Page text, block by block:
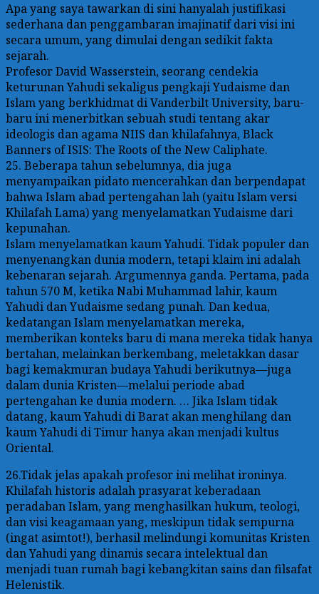
Apa yang saya tawarkan di sini hanyalah justifikasi
sederhana dan penggambaran imajinatif dari visi ini
secara umum, yang dimulai dengan sedikit fakta
sejarah.
Profesor David Wasserstein, seorang cendekia
keturunan Yahudi sekaligus pengkaji Yudaisme dan
Islam yang berkhidmat di Vanderbilt University, baru-
baru ini menerbitkan sebuah studi tentang akar
ideologis dan agama NIIS dan khilafahnya, Black
Banners of ISIS: The Roots of the New Caliphate.
25. Beberapa tahun sebelumnya, dia juga
menyampaikan pidato mencerahkan dan berpendapat
bahwa Islam abad pertengahan lah (yaitu Islam versi
Khilafah Lama) yang menyelamatkan Yudaisme dari
kepunahan.
Islam menyelamatkan kaum Yahudi. Tidak populer dan
menyenangkan dunia modern, tetapi klaim ini adalah
kebenaran sejarah. Argumennya ganda. Pertama, pada
tahun 570 M, ketika Nabi Muhammad lahir, kaum
Yahudi dan Yudaisme sedang punah. Dan kedua,
kedatangan Islam menyelamatkan mereka,
memberikan konteks baru di mana mereka tidak hanya
bertahan, melainkan berkembang, meletakkan dasar
bagi kemakmuran budaya Yahudi berikutnya—juga
dalam dunia Kristen—melalui periode abad
pertengahan ke dunia modern. … Jika Islam tidak
datang, kaum Yahudi di Barat akan menghilang dan
kaum Yahudi di Timur hanya akan menjadi kultus
Oriental.
26.Tidak jelas apakah profesor ini melihat ironinya.
Khilafah historis adalah prasyarat keberadaan
peradaban Islam, yang menghasilkan hukum, teologi,
dan visi keagamaan yang, meskipun tidak sempurna
(ingat asimtot!), berhasil melindungi komunitas Kristen
dan Yahudi yang dinamis secara intelektual dan
menjadi tuan rumah bagi kebangkitan sains dan filsafat
Helenistik.